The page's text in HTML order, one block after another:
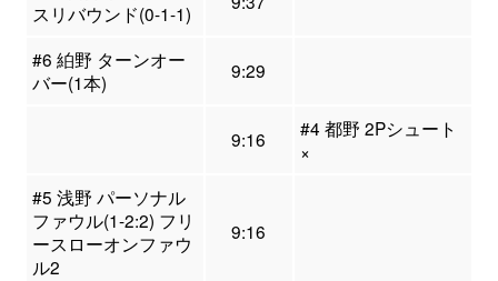
スリバウンド(0-1-1)
#6 絈野 ターンオー
バー(1本)
9:29
9:16
#4 都野 2Pシュート
×
#5 浅野 パーソナル
ファウル(1-2:2) フリ
ースローオンファウ
ル2
9:16